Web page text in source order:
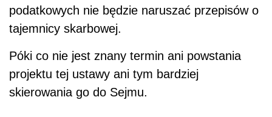
podatkowych nie będzie naruszać przepisów o
tajemnicy skarbowej.
Póki co nie jest znany termin ani powstania
projektu tej ustawy ani tym bardziej
skierowania go do Sejmu.